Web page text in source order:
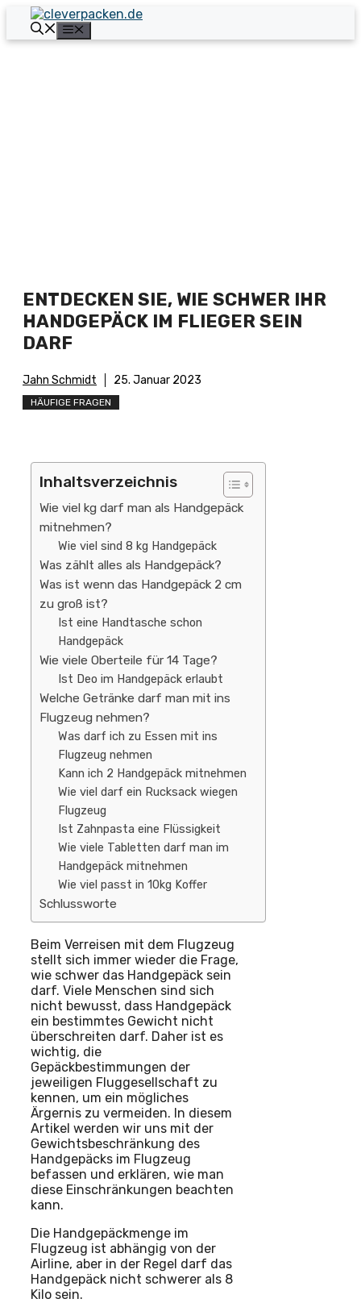
Zum
Inhalt
springen
ENTDECKEN SIE, WIE SCHWER IHR
HANDGEPÄCK IM FLIEGER SEIN
DARF
Jahn Schmidt 25. Januar 2023
HÄUFIGE FRAGEN
Inhaltsverzeichnis
Wie viel kg darf man als Handgepäck
mitnehmen?
Wie viel sind 8 kg Handgepäck
Was zählt alles als Handgepäck?
Was ist wenn das Handgepäck 2 cm
zu groß ist?
Ist eine Handtasche schon
Handgepäck
Wie viele Oberteile für 14 Tage?
Ist Deo im Handgepäck erlaubt
Welche Getränke darf man mit ins
Flugzeug nehmen?
Was darf ich zu Essen mit ins
Flugzeug nehmen
Kann ich 2 Handgepäck mitnehmen
Wie viel darf ein Rucksack wiegen
Flugzeug
Ist Zahnpasta eine Flüssigkeit
Wie viele Tabletten darf man im
Handgepäck mitnehmen
Wie viel passt in 10kg Koffer
Schlussworte
Beim Verreisen mit dem Flugzeug
stellt sich immer wieder die Frage,
wie schwer das Handgepäck sein
darf. Viele Menschen sind sich
nicht bewusst, dass Handgepäck
ein bestimmtes Gewicht nicht
überschreiten darf. Daher ist es
wichtig, die
Gepäckbestimmungen der
jeweiligen Fluggesellschaft zu
kennen, um ein mögliches
Ärgernis zu vermeiden. In diesem
Artikel werden wir uns mit der
Gewichtsbeschränkung des
Handgepäcks im Flugzeug
befassen und erklären, wie man
diese Einschränkungen beachten
kann.
Die Handgepäckmenge im
Flugzeug ist abhängig von der
Airline, aber in der Regel darf das
Handgepäck nicht schwerer als 8
Kilo sein.